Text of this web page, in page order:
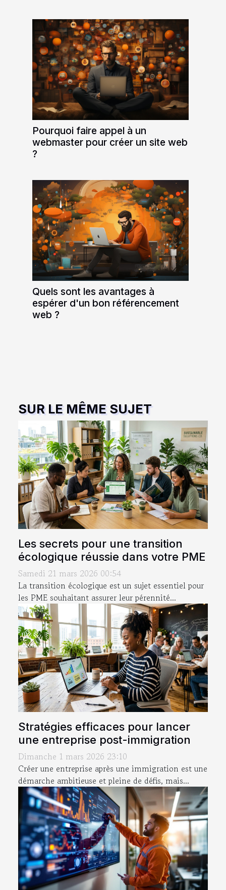
Pourquoi faire appel à un
webmaster pour créer un site web
?
Quels sont les avantages à
espérer d'un bon référencement
web ?
SUR LE MÊME SUJET
Les secrets pour une transition
écologique réussie dans votre PME
Samedi 21 mars 2026 00:54
La transition écologique est un sujet essentiel pour
les PME souhaitant assurer leur pérennité...
Stratégies efficaces pour lancer
une entreprise post-immigration
Dimanche 1 mars 2026 23:10
Créer une entreprise après une immigration est une
démarche ambitieuse et pleine de défis, mais...